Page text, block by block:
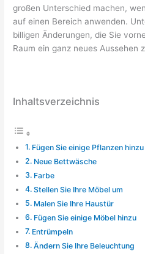
großen Unterschied machen,
auf einen Bereich anwenden.
billigen Änderungen, die Sie
Raum ein ganz neues Aussehen
Inhaltsverzeichnis
Fügen Sie einige Pflanzen hinzu
Neue Bettwäsche
Farbe
Stellen Sie Ihre Möbel um
Malen Sie Ihre Haustür
Fügen Sie einige Möbel hinzu
Entrümpeln
Ändern Sie Ihre Beleuchtung